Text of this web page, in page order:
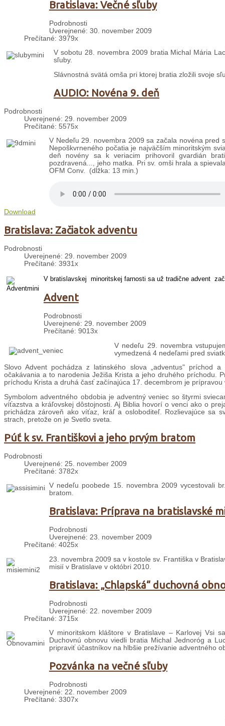
Bratislava: Večné sľuby
Podrobnosti
Uverejnené: 30. november 2009
Prečítané: 3979x
V sobotu 28. novembra 2009 bratia Michal Mária
sľuby.
Slávnostná svätá omša pri ktorej bratia zložili svoje
AUDIO: Novéna 9. deň
Podrobnosti
Uverejnené: 29. november 2009
Prečítané: 5575x
V Nedeľu 29. novembra 2009 sa začala novéna pred
Nepoškvrneného počatia je najväčším minoritským
deň novény sa k veriacim prihovoril gvardián
pozdravená..., jeho matka. Pri sv. omši hrala a
OFM Conv. (dĺžka: 13 min.)
Download
Bratislava: Začiatok adventu
Podrobnosti
Uverejnené: 29. november 2009
Prečítané: 3931x
V bratislavskej minoritskej farnosti sa už tradične advent
Advent
Podrobnosti
Uverejnené: 29. november 2009
Prečítané: 9013x
V nedeľu 29. novembra
vymedzená 4 nedeľami pred
Slovo Advent pochádza z latinského slova „adventus" príchod
očakávania a to narodenia Ježiša Krista a jeho druhého príchodu.
príchodu Krista a druhá časť začínajúca 17. decembrom je
Symbolom adventného obdobia je adventný veniec so štyrmi
víťazstva a kráľovskej dôstojnosti. Aj Biblia hovorí o venci ako o
prichádza zároveň ako víťaz, kráľ a osloboditeľ. Rozlievajúce sa
strach, pretože on je Svetlo sveta.
Púť k sv. Františkovi a jeho prvým bratom
Podrobnosti
Uverejnené: 25. november 2009
Prečítané: 3782x
V nedeľu poobede 15. novembra 2009 vycestovali
bratom.
Bratislava: Príprava na bratislavské
Podrobnosti
Uverejnené: 23. november 2009
Prečítané: 4025x
23. novembra 2009 sa v kostole sv. Františka v
misií v Bratislave v októbri 2010.
Bratislava: „Chlapská“ duchovná
Podrobnosti
Uverejnené: 22. november 2009
Prečítané: 3715x
V minoritskom kláštore v Bratislave – Karlovej Vsi
Duchovnú obnovu viedli bratia Michal Jednoróg a
pripraviť účastníkov na hlbšie prežívanie adventného
Pozvánka na večné sľuby
Podrobnosti
Uverejnené: 22. november 2009
Prečítané: 3307x